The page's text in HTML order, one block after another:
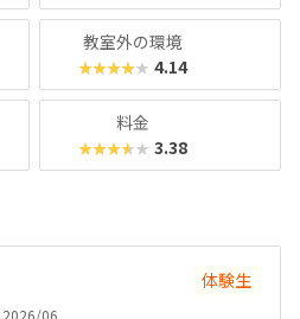
教室外の環境
★★★★★ 4.14
料金
★★★★★ 3.38
体験生
06